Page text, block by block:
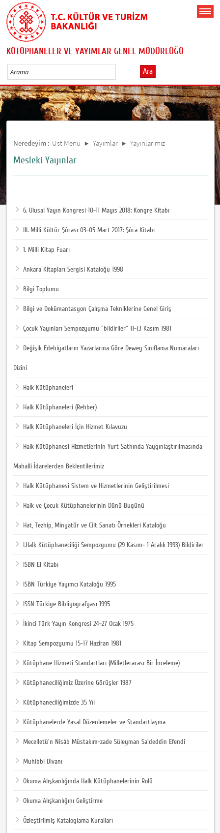
KÜTÜPHANELER VE YAYIMLAR GENEL MÜDÜRLÜĞÜ
Ara
Neredeyim : Üst Menü Yayımlar Yayınlarımız
Mesleki Yayınlar
6. Ulusal Yayın Kongresi 10-11 Mayıs 2018: Kongre Kitabı
III. Millî Kültür Şûrası 03-05 Mart 2017: Şûra Kitabı
1. Milli Kitap Fuarı
Ankara Kitapları Sergisi Kataloğu 1998
Bilgi Toplumu
Bilgi ve Dokümantasyon Çalışma Tekniklerine Genel Giriş
Çocuk Yayınları Sempozyumu "bildiriler" 11-13 Kasım 1981
Değişik Edebiyatların Yazarlarına Göre Dewey Sınıflama Numaraları
Dizini
Halk Kütüphaneleri
Halk Kütüphaneleri (Rehber)
Halk Kütüphaneleri İçin Hizmet Kılavuzu
Halk Kütüphanesi Hizmetlerinin Yurt Sathında Yaygınlaştırılmasında
Mahalli İdarelerden Beklentilerimiz
Halk Kütüphanesi Sistem ve Hizmetlerinin Geliştirilmesi
Halk ve Çocuk Kütüphanelerinin Dünü Bugünü
Hat, Tezhip, Minyatür ve Cilt Sanatı Örnekleri Kataloğu
I.Halk Kütüphaneciliği Sempozyumu (29 Kasım- 1 Aralık 1993) Bildiriler
ISBN El Kitabı
ISBN Türkiye Yayımcı Kataloğu 1995
ISSN Türkiye Bibliyografyası 1995
İkinci Türk Yayın Kongresi 24-27 Ocak 1975
Kitap Sempozyumu 15-17 Haziran 1981
Kütüphane Hizmeti Standartları (Milletlerarası Bir İnceleme)
Kütüphaneciliğimiz Üzerine Görüşler 1987
Kütüphaneciliğimizde 35 Yıl
Kütüphanelerde Yasal Düzenlemeler ve Standartlaşma
Mecelletü'n Nisâb Müstakım-zade Süleyman Sa'deddin Efendi
Muhibbi Divanı
Okuma Alışkanlığında Halk Kütüphanelerinin Rolü
Okuma Alışkanlığını Geliştirme
Özleştirilmiş Kataloglama Kuralları